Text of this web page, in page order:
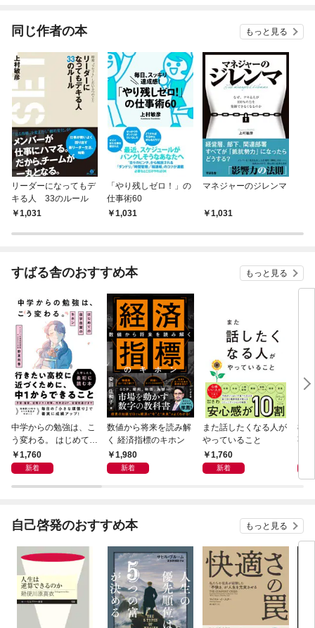
同じ作者の本 もっと見る
リーダーになってもデ
キる人 33のルール
1,031
「やり残しゼロ！」の
仕事術60
1,031
マネジャーのジレンマ
1,031
すばる舎のおすすめ本 もっと見る
中学からの勉強は、こ
う変わる。 はじめての
自学自習のキホン
1,760
新着
数値から将来を読み解
く 経済指標のキホン
1,980
新着
また話したくなる人が
やっていること
1,760
新着
83
事
自己啓発のおすすめ本 もっと見る